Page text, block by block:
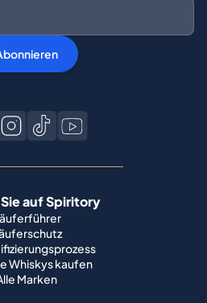
auf Spiritory
Whiskys kaufen
Marken